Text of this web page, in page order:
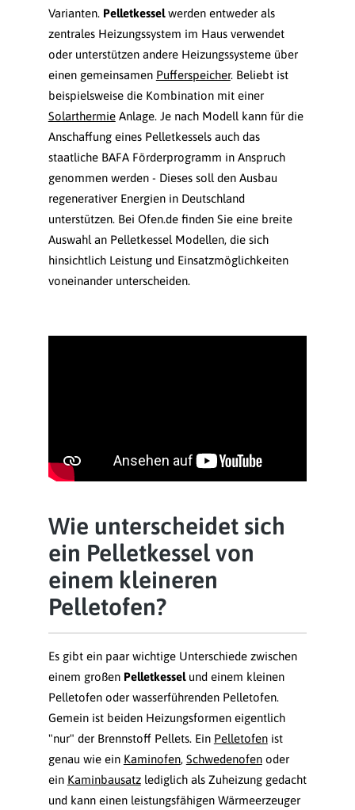
Varianten. Pelletkesselwerden entweder als
zentrales Heizungssystem im Haus verwendet
oder unterstützen andere Heizungssysteme über
einen gemeinsamen Pufferspeicher. Beliebt ist
beispielsweise die Kombination mit einer
SolarthermieAnlage. Je nach Modell kann für die
Anschaffung eines Pelletkessels auch das
staatliche BAFA Förderprogramm in Anspruch
genommen werden - Dieses soll den Ausbau
regenerativer Energien in Deutschland
unterstützen. Bei Ofen.de finden Sie eine breite
Auswahl an Pelletkessel Modellen, die sich
hinsichtlich Leistung und Einsatzmöglichkeiten
voneinander unterscheiden.
Wie unterscheidet sich
ein Pelletkessel von
einem kleineren
Pelletofen?
Es gibt ein paar wichtige Unterschiede zwischen
einem großen Pelletkesselund einem kleinen
Pelletofen oder wasserführenden Pelletofen.
Gemein ist beiden Heizungsformen eigentlich
"nur" der Brennstoff Pellets. Ein Pelletofenist
genau wie ein Kaminofen, Schwedenofenoder
ein Kaminbausatzlediglich als Zuheizung gedacht
und kann einen leistungsfähigen Wärmeerzeuger